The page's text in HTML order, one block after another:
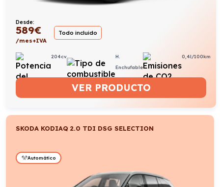
Desde:
589€
/mes+IVA
Todo incluido
204cv
H.
Enchufable
0,4l/100km
VER PRODUCTO
SKODA KODIAQ 2.0 TDI DSG SELECTION
Automático